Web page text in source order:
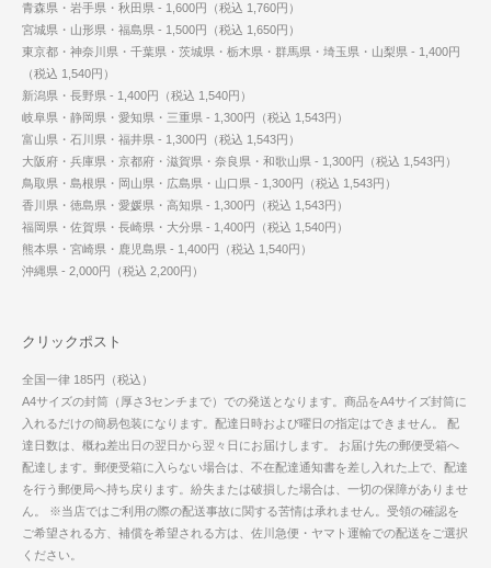
青森県・岩手県・秋田県 - 1,600円（税込 1,760円）
宮城県・山形県・福島県 - 1,500円（税込 1,650円）
東京都・神奈川県・千葉県・茨城県・栃木県・群馬県・埼玉県・山梨県 - 1,400円
（税込 1,540円）
新潟県・長野県 - 1,400円（税込 1,540円）
岐阜県・静岡県・愛知県・三重県 - 1,300円（税込 1,543円）
富山県・石川県・福井県 - 1,300円（税込 1,543円）
大阪府・兵庫県・京都府・滋賀県・奈良県・和歌山県 - 1,300円（税込 1,543円）
鳥取県・島根県・岡山県・広島県・山口県 - 1,300円（税込 1,543円）
香川県・徳島県・愛媛県・高知県 - 1,300円（税込 1,543円）
福岡県・佐賀県・長崎県・大分県 - 1,400円（税込 1,540円）
熊本県・宮崎県・鹿児島県 - 1,400円（税込 1,540円）
沖縄県 - 2,000円（税込 2,200円）
クリックポスト
全国一律 185円（税込）
A4サイズの封筒（厚さ3センチまで）での発送となります。商品をA4サイズ封筒に
入れるだけの簡易包装になります。配達日時および曜日の指定はできません。 配
達日数は、概ね差出日の翌日から翌々日にお届けします。 お届け先の郵便受箱へ
配達します。郵便受箱に入らない場合は、不在配達通知書を差し入れた上で、配達
を行う郵便局へ持ち戻ります。紛失または破損した場合は、一切の保障がありませ
ん。 ※当店ではご利用の際の配送事故に関する苦情は承れません。受領の確認を
ご希望される方、補償を希望される方は、佐川急便・ヤマト運輸での配送をご選択
ください。